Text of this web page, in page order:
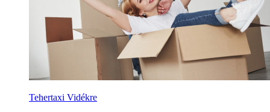
Tehertaxi Vidékre